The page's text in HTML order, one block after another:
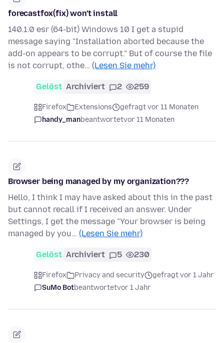
forecastfox(fix) won't install
140.1.0 esr (64-bit) Windows 10 I get a stupid
message saying "Installation aborted because the
add-on appears to be corrupt." But of course the file
is not corrupt, othe… (Lesen Sie mehr)
Gelöst Archiviert 2 259
Firefox Extensions
gefragt vor 11 Monaten
handy_manbeantwortetvor 11 Monaten
Browser being managed by my organization???
Hello, I think I may have asked about this in the past
but cannot recall if I received an answer. Under
Settings, I get the message "Your browser is being
managed by you… (Lesen Sie mehr)
Gelöst Archiviert 5 230
Firefox Privacy and security
gefragt vor 1 Jahr
SuMo Botbeantwortetvor 1 Jahr